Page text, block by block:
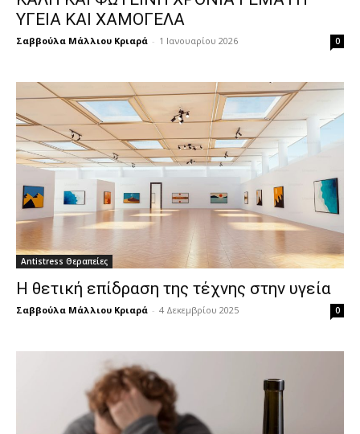
ΥΓΕΙΑ ΚΑΙ ΧΑΜΟΓΕΛΑ
Σαββούλα Μάλλιου Κριαρά - 1 Ιανουαρίου 2026 0
Antistress Θεραπείες
Η θετική επίδραση της τέχνης στην υγεία
Σαββούλα Μάλλιου Κριαρά - 4 Δεκεμβρίου 2025 0